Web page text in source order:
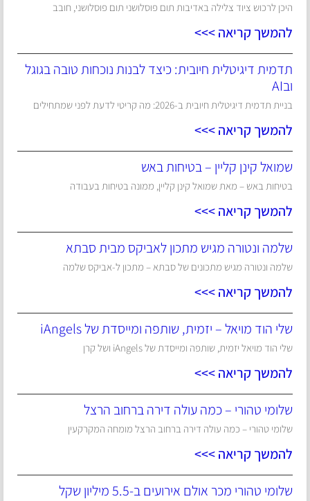
היכן לרכוש ציוד צלילה באדיבות תום פוסלושני תום פוסלושני, חובב
להמשך קריאה >>>
תדמית דיגיטלית חיובית: כיצד לבנות נוכחות טובה בגוגל
ובAI
בניית תדמית דיגיטלית חיובית ב-2026: מה קריטי לדעת לפני שמתחילים
להמשך קריאה >>>
שמואל קינן קליין – בטיחות באש
בטיחות באש – מאת שמואל קינן קליין, ממונה בטיחות בעבודה
להמשך קריאה >>>
שלמה ונטורה מגיש מתכון לאביקס מבית סבתא
שלמה ונטורה מגיש מתכונים של סבתא – מתכון ל-אביקס שלמה
להמשך קריאה >>>
שלי הוד מויאל – יזמית, שותפה ומייסדת של iAngels
שלי הוד מויאל יזמית, שותפה ומייסדת של iAngels ושל קרן
להמשך קריאה >>>
שלומי טהורי – כמה עולה דירה ברחוב הרצל
שלומי טהורי – כמה עולה דירה ברחוב הרצל מומחה המקרקעין
להמשך קריאה >>>
שלומי טהורי מכר אולם אירועים ב-5.5 מיליון שקל